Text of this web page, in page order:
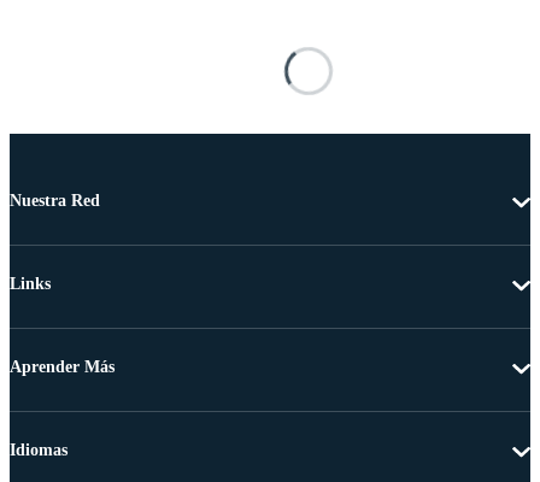
Nuestra Red
Links
Aprender Más
Idiomas